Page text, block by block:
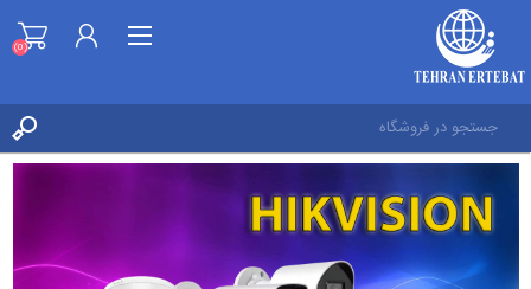
ورود به حساب کاربری
علاقه مندی ها
(0)